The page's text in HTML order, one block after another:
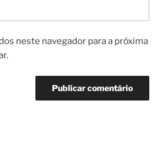
neste navegador para a próxima